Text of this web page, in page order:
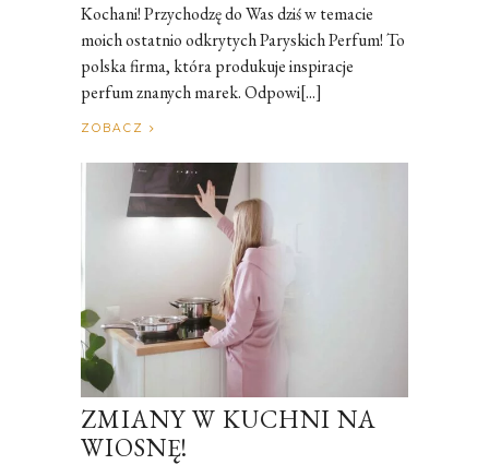
Kochani! Przychodzę do Was dziś w temacie
moich ostatnio odkrytych Paryskich Perfum! To
polska firma, która produkuje inspiracje
perfum znanych marek. Odpowi[...]
ZOBACZ
ZMIANY W KUCHNI NA
WIOSNĘ!